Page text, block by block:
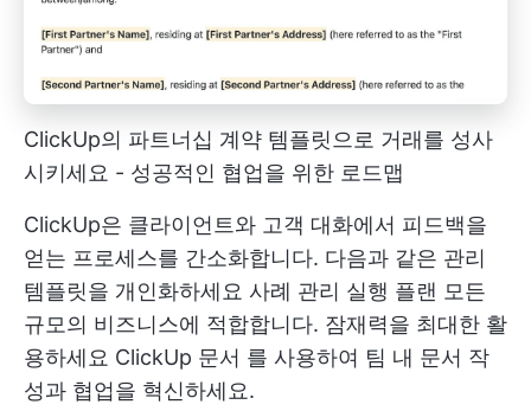
ClickUp의 파트너십 계약 템플릿으로 거래를 성사
시키세요 - 성공적인 협업을 위한 로드맵
ClickUp은 클라이언트와 고객 대화에서 피드백을
얻는 프로세스를 간소화합니다. 다음과 같은 관리
템플릿을 개인화하세요 사례 관리 실행 플랜 모든
규모의 비즈니스에 적합합니다. 잠재력을 최대한 활
용하세요 ClickUp 문서 를 사용하여 팀 내 문서 작
성과 협업을 혁신하세요.